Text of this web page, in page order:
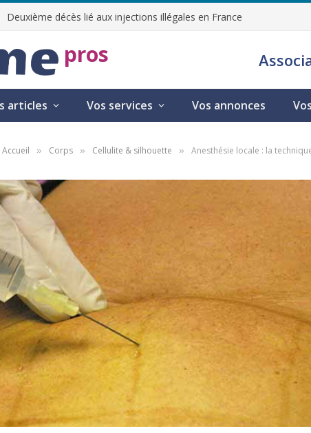
Deuxième décès lié aux injections illégales en France
pros
articles Vos services Vos annonces
Accueil » Corps » Cellulite & silhouette » Anesthésie locale : la